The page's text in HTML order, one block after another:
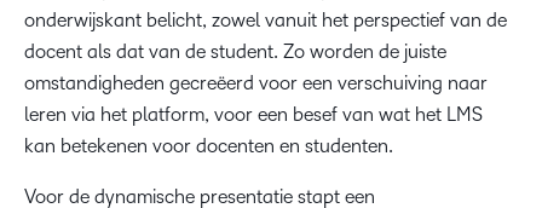
onderwijskant belicht, zowel vanuit het perspectief van de
docent als dat van de student. Zo worden de juiste
omstandigheden gecreëerd voor een verschuiving naar
leren via het platform, voor een besef van wat het LMS
kan betekenen voor docenten en studenten.
Voor de dynamische presentatie stapt een